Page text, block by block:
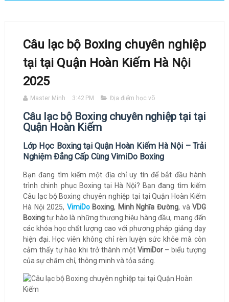
Câu lạc bộ Boxing chuyên nghiệp
tại tại Quận Hoàn Kiếm Hà Nội
2025
Master Minh 3:42 PM Địa điểm học võ
Câu lạc bộ Boxing chuyên nghiệp tại tại
Quận Hoàn Kiếm
Lớp Học Boxing tại Quận Hoàn Kiếm Hà Nội – Trải
Nghiệm Đẳng Cấp Cùng VimiDo Boxing
Bạn đang tìm kiếm một địa chỉ uy tín để bắt đầu hành
trình chinh phục Boxing tại Hà Nội? Bạn đang tìm kiếm
Câu lạc bộ Boxing chuyên nghiệp tại tại Quận Hoàn Kiếm
Hà Nội 2025, VimiDoBoxing, Minh Nghĩa Đường, vàVDG
Boxingtự hào là những thương hiệu hàng đầu, mang đến
các khóa học chất lượng cao với phương pháp giảng dạy
hiện đại. Học viên không chỉ rèn luyện sức khỏe mà còn
cảm thấy tự hào khi trở thành một VimiDor– biểu tượng
của sự chăm chỉ, thông minh và tỏa sáng.